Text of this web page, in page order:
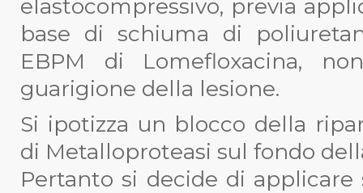
elastocompressivo, previa
base di schiuma di
EBPM di Lomefloxacina,
guarigione della lesione.
Si ipotizza un blocco della
di Metalloproteasi sul fondo
Pertanto si decide di